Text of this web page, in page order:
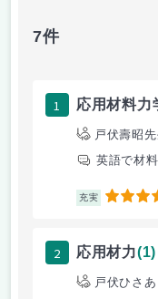
7件
1 応用材料力
戸伏壽昭
英語で材
充実 4
2 応用材力(1)
戸伏ひさ